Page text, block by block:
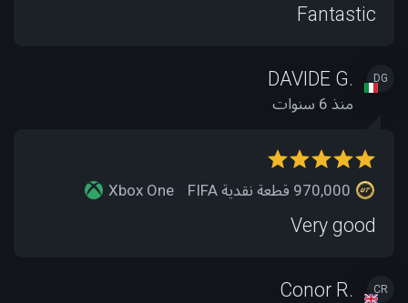
Fantastic
DG
DAVIDE G.
منذ 6 سنوات
Xbox One
Very good
CR
Conor R.